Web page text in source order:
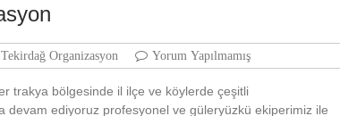
Organizasyon Yorum Yapılmamış
trakya bölgesinde il ilçe ve köylerde çeşitli
devam ediyoruz profesyonel ve güleryüzkü ekiperimiz ile